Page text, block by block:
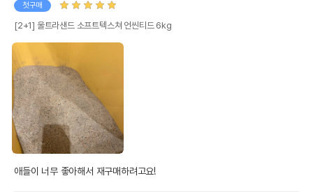
첫구매
[2+1] 울트라샌드 소프트텍스쳐 언씬티드 6kg
애들이 너무 좋아해서 재구매하려고요!